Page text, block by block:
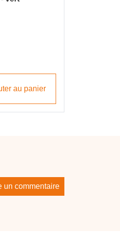
au panier
un commentaire